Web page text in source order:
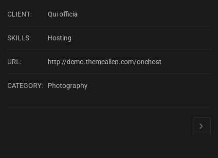
CLIENT: Qui officia
SKILLS: Hosting
URL: http://demo.themealien.com/onehost
CATEGORY: Photography